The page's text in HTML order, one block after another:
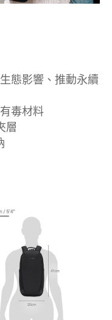
態影響、推動永續
毒材料
層